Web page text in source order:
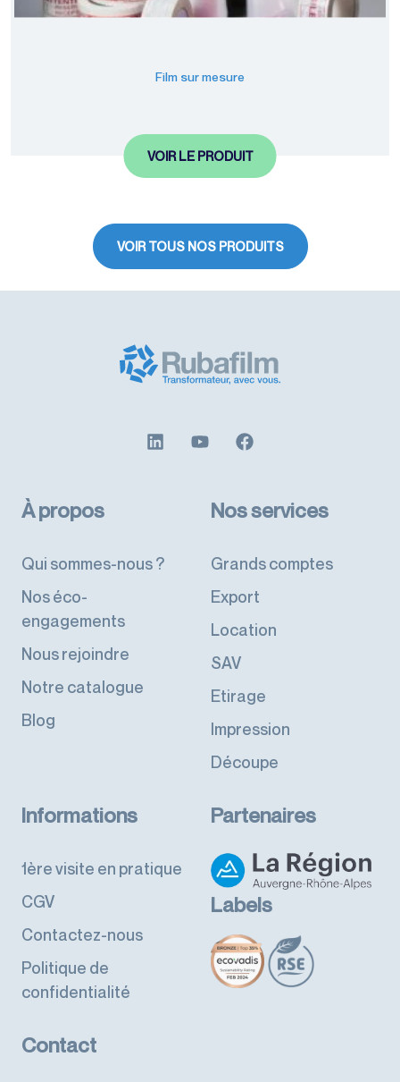
Film sur mesure
VOIR LE PRODUIT
VOIR TOUS NOS PRODUITS
À propos
Qui sommes-nous ?
Nos éco-
engagements
Nous rejoindre
Notre catalogue
Blog
Nos services
Grands comptes
Export
Location
SAV
Etirage
Impression
Découpe
Informations
1ère visite en pratique
CGV
Contactez-nous
Politique de
confidentialité
Partenaires
Labels
Contact